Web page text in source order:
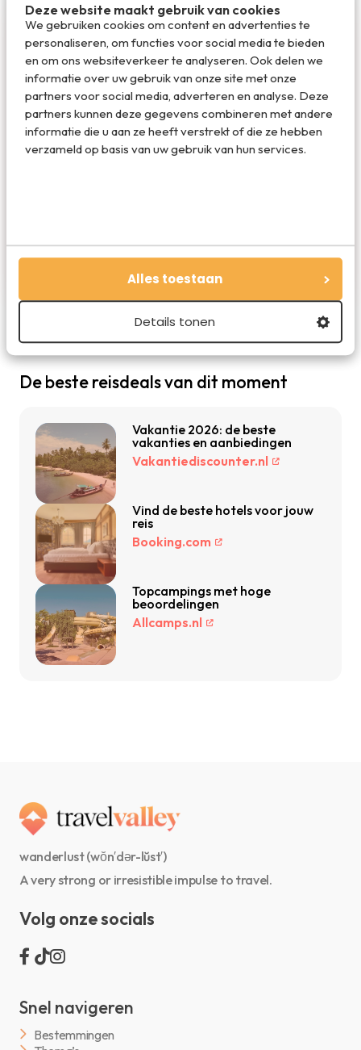
Deze website maakt gebruik van cookies
We gebruiken cookies om content en advertenties te
personaliseren, om functies voor social media te bieden
en om ons websiteverkeer te analyseren. Ook delen we
informatie over uw gebruik van onze site met onze
partners voor social media, adverteren en analyse. Deze
partners kunnen deze gegevens combineren met andere
informatie die u aan ze heeft verstrekt of die ze hebben
verzameld op basis van uw gebruik van hun services.
Alles toestaan
Details tonen
Claire de Boer
wordt gelukkig van een HIT workout, lekker eten
en een goed feestje!
De beste reisdeals van dit moment
Vakantie 2026: de beste
vakanties en aanbiedingen
Vakantiediscounter.nl
Vind de beste hotels voor jouw
reis
Booking.com
Topcampings met hoge
beoordelingen
Allcamps.nl
wanderlust (wŏn′dər-lŭst′)
A very strong or irresistible impulse to travel.
Volg onze socials
Snel navigeren
Bestemmingen